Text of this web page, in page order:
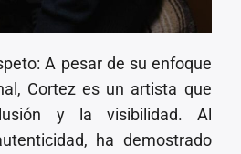
A pesar de su enfoque
Cortez es un artista que
y la visibilidad. Al
ha demostrado